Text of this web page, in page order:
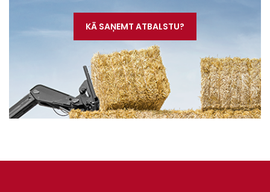
KĀ SAŅEMT ATBALSTU?